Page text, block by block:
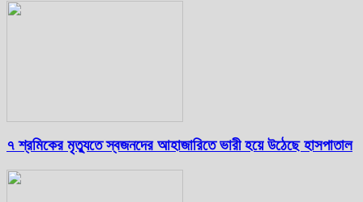
৭ শ্রমিকের মৃত্যুতে স্বজনদের আহাজারিতে ভারী হয়ে উঠেছে হাসপাতাল